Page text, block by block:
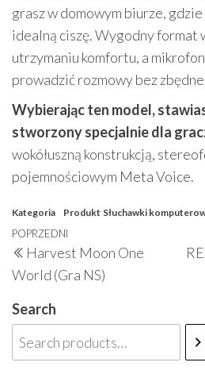
grasz w domowym biurze, gdzie
idealną ciszę. Wygodny format
utrzymaniu komfortu, a
prowadzić rozmowy bez
Wybierając ten model,
stworzony specjalnie dla
wokółuszną konstrukcją,
pojemnościowym Meta Voice.
Kategoria Produkt Słuchawki
Nawigacja
wpisu
Poprzedni
wpis
POPRZEDNI
Harvest Moon One
World (Gra NS)
Search